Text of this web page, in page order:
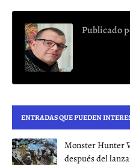
Publicado
ENTRADAS QUE PUEDEN
Monster Hunter
después del